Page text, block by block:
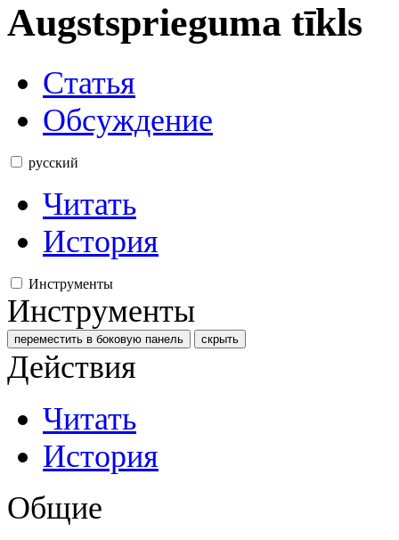
Augstsprieguma tīkls
Статья
Обсуждение
русский
Читать
История
Инструменты
Инструменты
переместить в боковую панель скрыть
Действия
Читать
История
Общие